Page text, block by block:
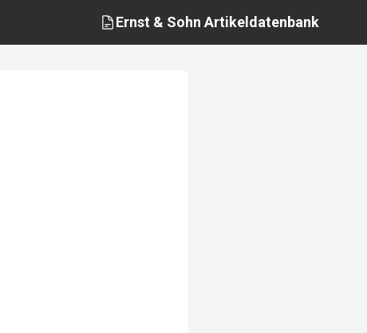
Ernst & Sohn Artikeldatenbank